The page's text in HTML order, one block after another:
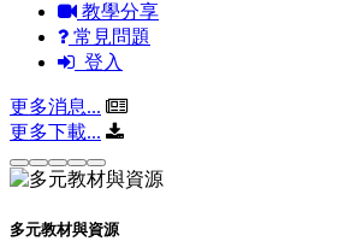
教學分享
常見問題
登入
更多消息...
更多下載...
多元教材與資源